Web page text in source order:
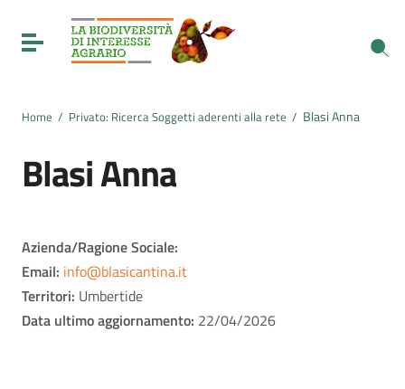
Vai al menu di navigazione
Vai al footer
Toggle navigation
Home / Privato: Ricerca Soggetti aderenti alla rete / Blasi Anna
Blasi Anna
Azienda/Ragione Sociale:
Email: info@blasicantina.it
Territori: Umbertide
Data ultimo aggiornamento: 22/04/2026